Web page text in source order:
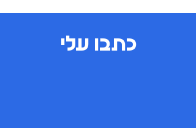
כתבו עלי